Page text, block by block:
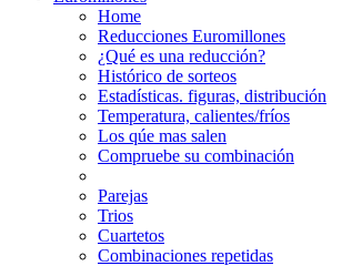
Home
Reducciones Euromillones
¿Qué es una reducción?
Histórico de sorteos
Estadísticas. figuras, distribución
Temperatura, calientes/fríos
Los qúe mas salen
Compruebe su combinación
Parejas
Trios
Cuartetos
Combinaciones repetidas